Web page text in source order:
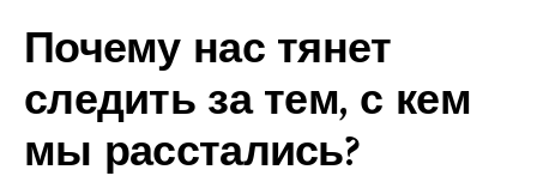
Почему нас тянет
следить за тем, с кем
мы расстались?